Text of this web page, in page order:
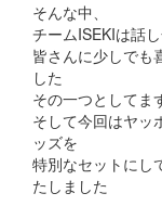
そんな中、
チームISEKIは話し
皆さんに少しでも
した
その一つとしてま
そして今回はヤッ
ッズを
特別なセットにし
たしました